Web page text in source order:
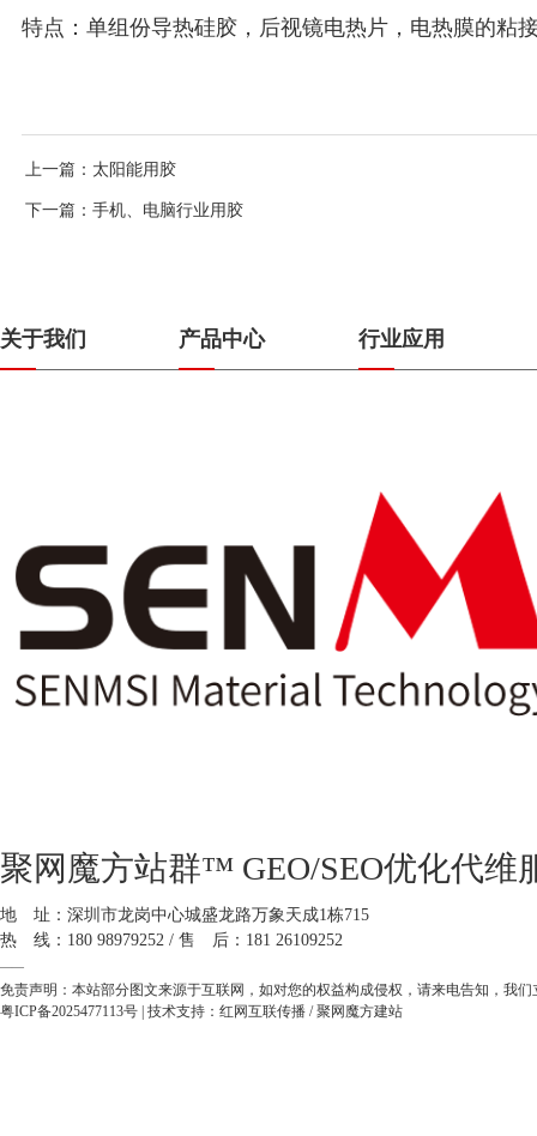
特点：单组份导热硅胶，后视镜电热片，电热膜的粘
上一篇：太阳能用胶
下一篇：手机、电脑行业用胶
关于我们 产品中心 行业应用
聚网魔方站群™ GEO/SEO优化代维
地 址：深圳市龙岗中心城盛龙路万象天成1栋715
热 线：180 98979252 / 售 后：181 26109252
——
免责声明：本站部分图文来源于互联网，如对您的权益构成侵权，请来电告知，我们
粤ICP备2025477113号 | 技术支持： 红网互联传播 /聚网魔方建站